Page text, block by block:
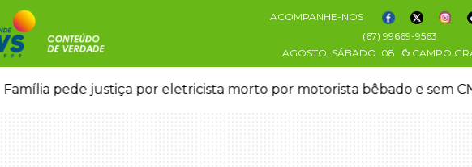
ACOMPANHE-NOS
(67) 99669-9563
AGOSTO, SÁBADO 08 CAMPO
Família pede justiça por eletricista morto por motorista bêbado e sem